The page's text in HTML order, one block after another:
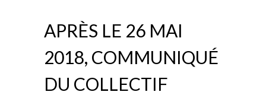
APRÈS LE 26 MAI
2018, COMMUNIQUÉ
DU COLLECTIF